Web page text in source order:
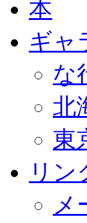
本
ギャ
な
北
東
リン
メ